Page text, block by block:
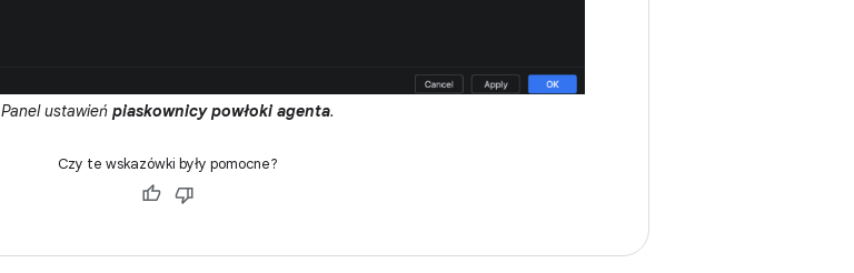
Panel ustawień piaskownicy powłoki agenta.
Czy te wskazówki były pomocne?